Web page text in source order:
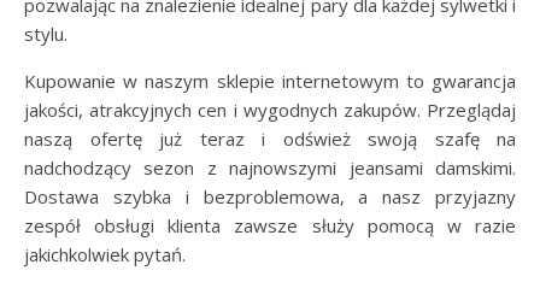
pozwalając na znalezienie idealnej pary dla każdej sylwetki i
stylu.
Kupowanie w naszym sklepie internetowym to gwarancja
jakości, atrakcyjnych cen i wygodnych zakupów. Przeglądaj
naszą ofertę już teraz i odśwież swoją szafę na
nadchodzący sezon z najnowszymi jeansami damskimi.
Dostawa szybka i bezproblemowa, a nasz przyjazny
zespół obsługi klienta zawsze służy pomocą w razie
jakichkolwiek pytań.